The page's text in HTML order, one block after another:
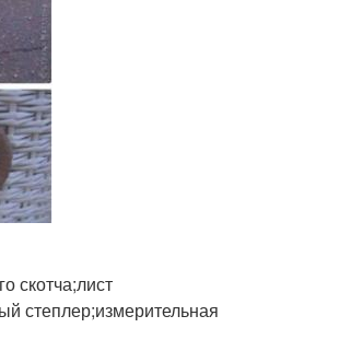
скотча;лист
степлер;измерительная